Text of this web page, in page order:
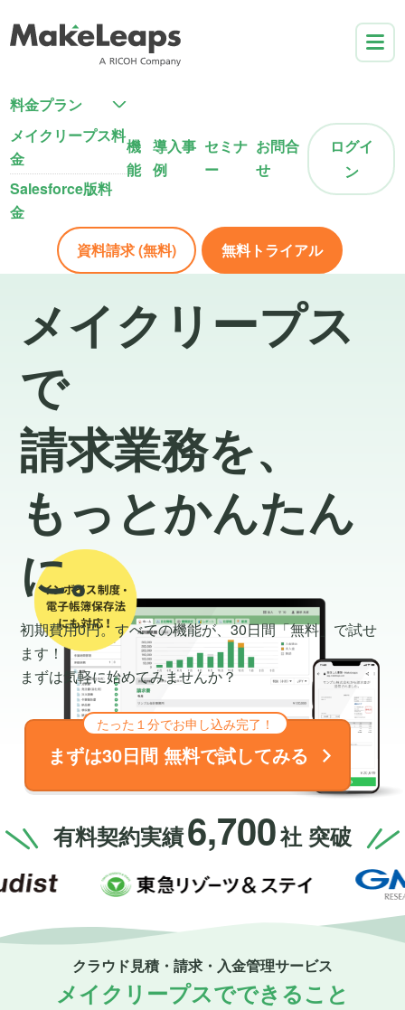
料金プラン
メイクリープス料
金
Salesforce版料
金
機
能
導入事
例
セミナ
ー
お問合
せ
ログイ
ン
資料請求 (無料) 無料トライアル
メイクリープス
で
請求業務を、
もっとかんたん
に。
初期費用0円。すべての機能が、30日間「無料」で試せ
ます！
まずは気軽に始めてみませんか？
たった１分でお申し込み完了！
まずは30日間 無料で試してみる
有料契約実績6,700社 突破
クラウド見積・請求・入金管理サービス
メイクリープスでできること